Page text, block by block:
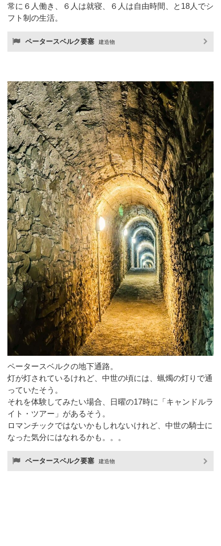
常に６人働き、６人は就寝、６人は自由時間、と18人でシ
フト制の生活。
ペータースベルク要塞 建造物
ペータースベルクの地下通路。
灯が灯されているけれど、中世の頃には、蝋燭の灯りで通
っていたそう。
それを体験してみたい場合、日曜の17時に「キャンドルラ
イト・ツアー」があるそう。
ロマンチックではないかもしれないけれど、中世の騎士に
なった気分にはなれるかも。。。
ペータースベルク要塞 建造物